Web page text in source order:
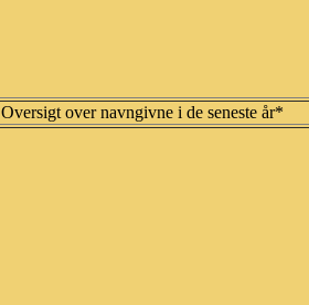
Oversigt over navngivne i de seneste år*